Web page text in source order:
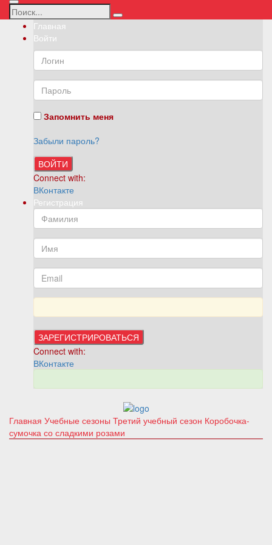
Главная
Войти
Запомнить меня
Забыли пароль?
ВОЙТИ
Connect with:
ВКонтакте
Регистрация
Connect with:
ВКонтакте
Главная Учебные сезоны Третий учебный сезон Коробочка-
сумочка со сладкими розами